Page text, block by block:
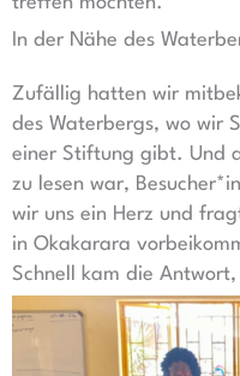
In der Nähe des
Zufällig hatten wir
des Waterbergs, wo wir
einer Stiftung gibt. Und
zu lesen war,
wir uns ein Herz und
in Okakarara
Schnell kam die